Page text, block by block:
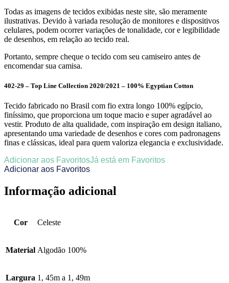
Todas as imagens de tecidos exibidas neste site, são meramente
ilustrativas. Devido à variada resolução de monitores e dispositivos
celulares, podem ocorrer variações de tonalidade, cor e legibilidade
de desenhos, em relação ao tecido real.
Portanto, sempre cheque o tecido com seu camiseiro antes de
encomendar sua camisa.
402-29 – Top Line Collection 2020/2021 – 100% Egyptian Cotton
Tecido fabricado no Brasil com fio extra longo 100% egípcio,
finíssimo, que proporciona um toque macio e super agradável ao
vestir. Produto de alta qualidade, com inspiração em design italiano,
apresentando uma variedade de desenhos e cores com padronagens
finas e clássicas, ideal para quem valoriza elegancia e exclusividade.
Adicionar aos FavoritosJá está em Favoritos
Adicionar aos Favoritos
Informação adicional
Cor Celeste
Material Algodão 100%
Largura 1, 45m a 1, 49m